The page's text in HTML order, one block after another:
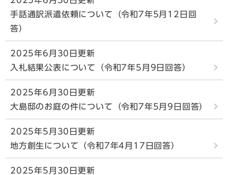
手話通訳派遣依頼について（令和7年5月12日回
答）
2025年6月30日更新
入札結果公表について（令和7年5月9日回答）
2025年6月30日更新
大島邸のお庭の件について（令和7年5月9日回答）
2025年5月30日更新
地方創生について（令和7年4月17日回答）
2025年5月30日更新